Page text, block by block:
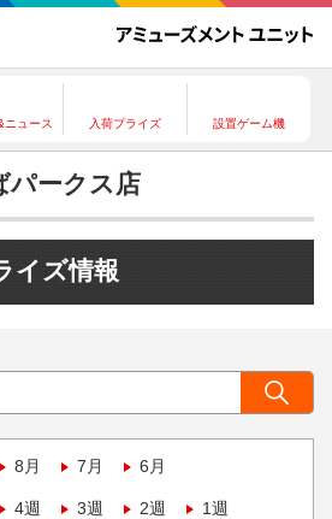
ニュース 入荷プライズ 設置ゲーム機
パークス店
イズ情報
8月 7月 6月
4週 3週 2週 1週